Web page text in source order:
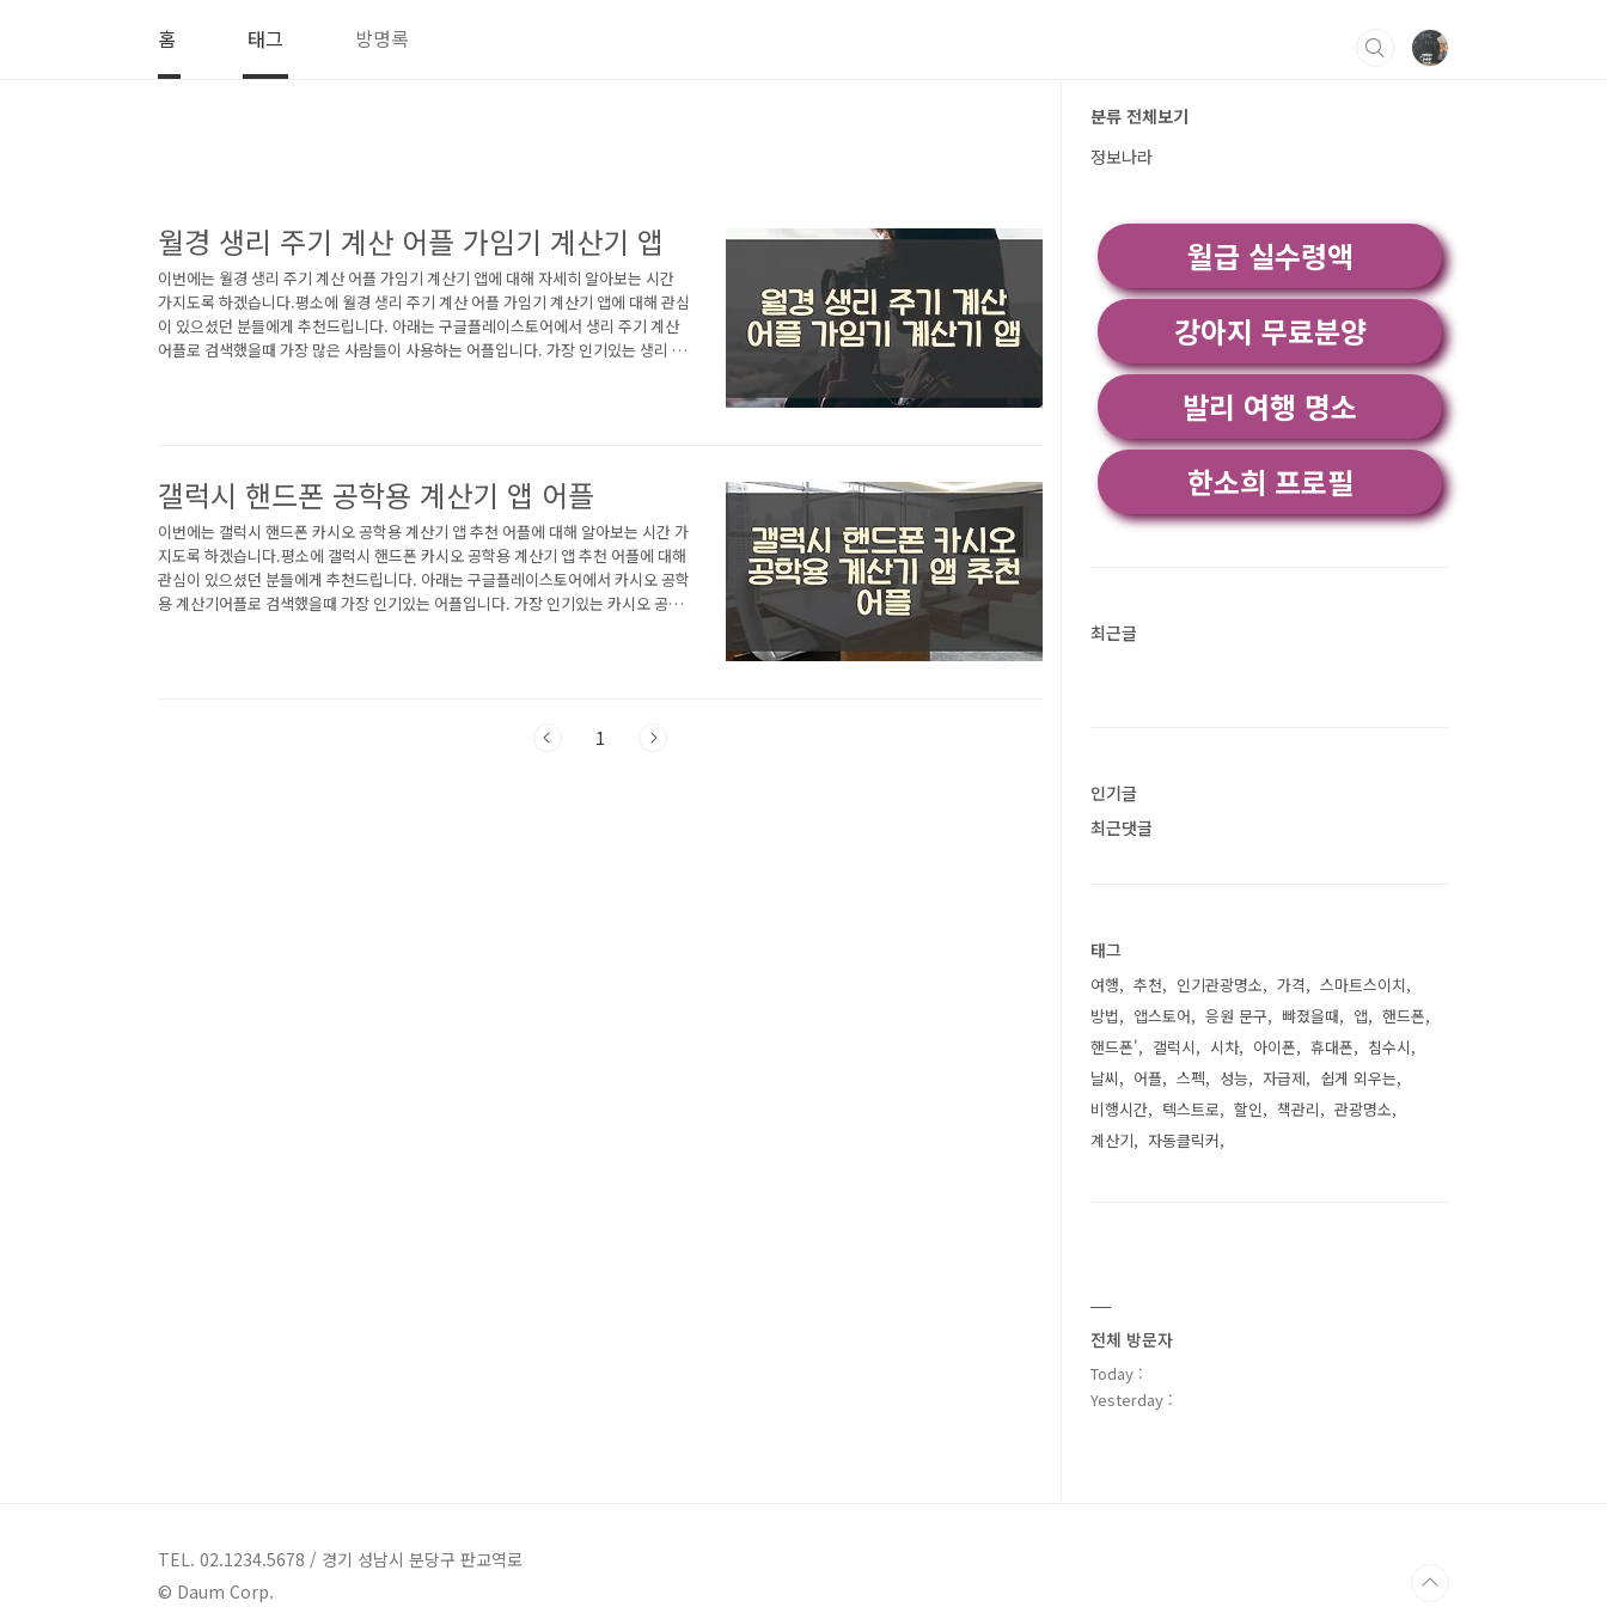
홈 태그 방명록
월경 생리 주기 계산 어플 가임기 계산기 앱
이번에는 월경 생리 주기 계산 어플 가임기 계산기 앱에 대해 자세히 알아보는 시간
가지도록 하겠습니다.평소에 월경 생리 주기 계산 어플 가임기 계산기 앱에 대해 관심
이 있으셨던 분들에게 추천드립니다. 아래는 구글플레이스토어에서 생리 주기 계산
어플로 검색했을때 가장 많은 사람들이 사용하는 어플입니다. 가장 인기있는 생리 주
갤럭시 핸드폰 공학용 계산기 앱 어플
이번에는 갤럭시 핸드폰 카시오 공학용 계산기 앱 추천 어플에 대해 알아보는 시간 가
지도록 하겠습니다.평소에 갤럭시 핸드폰 카시오 공학용 계산기 앱 추천 어플에 대해
관심이 있으셨던 분들에게 추천드립니다. 아래는 구글플레이스토어에서 카시오 공학
용 계산기어플로 검색했을때 가장 인기있는 어플입니다. 가장 인기있는 카시오 공학
1
분류 전체보기
정보나라
월급 실수령액
강아지 무료분양
발리 여행 명소
한소희 프로필
최근글
인기글
최근댓글
태그
여행 추천 인기관광명소 가격
스마트스이치
방법
앱스토어 응원 문구 뺘졌을때 앱
핸드폰
핸드폰'
갤럭시 시차 아이폰 휴대폰
침수시
날씨
어플 스펙 성능 자급제
쉽게 외우는
비행시간
텍스트로 할인 책관리
관광명소
계산기
자동클릭커
전체 방문자
Today :
Yesterday :
TEL. 02.1234.5678 / 경기 성남시 분당구 판교역로
© Daum Corp.